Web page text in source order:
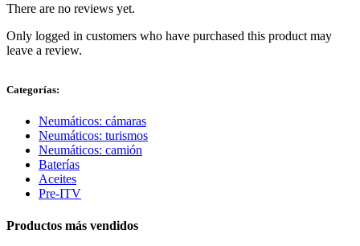
There are no reviews yet.
Only logged in customers who have purchased this product may
leave a review.
Categorías:
Neumáticos: cámaras
Neumáticos: turismos
Neumáticos: camión
Baterías
Aceites
Pre-ITV
Productos más vendidos